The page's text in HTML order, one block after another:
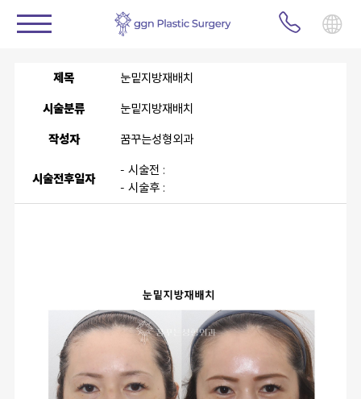
제목 눈밑지방재배치
시술분류 눈밑지방재배치
작성자 꿈꾸는성형외과
시술전후일자
- 시술전 :
- 시술후 :